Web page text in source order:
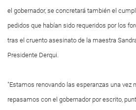
el gobernador, se concretará también el
pedidos que habían sido requeridos por los
tras el cruento asesinato de la maestra
Presidente Derqui.
"Estamos renovando las esperanzas una vez
repasamos con el gobernador por escrito,